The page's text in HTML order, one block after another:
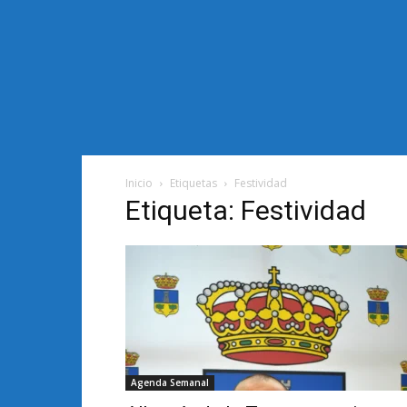
Inicio Etiquetas Festividad
Etiqueta: Festividad
Agenda Semanal